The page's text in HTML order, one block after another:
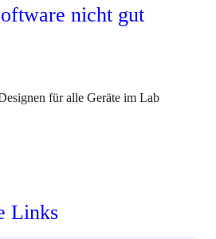
nicht gut
für alle Geräte im Lab
Links